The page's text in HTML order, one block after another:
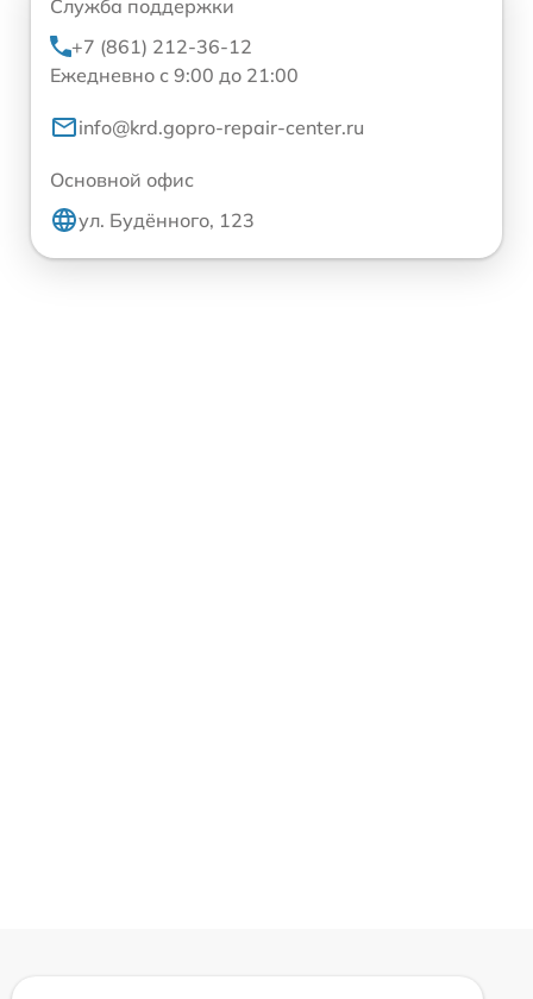
Служба поддержки
+7 (861) 212-36-12
Ежедневно с 9:00 до 21:00
info@krd.gopro-repair-center.ru
Основной офис
ул. Будённого, 123